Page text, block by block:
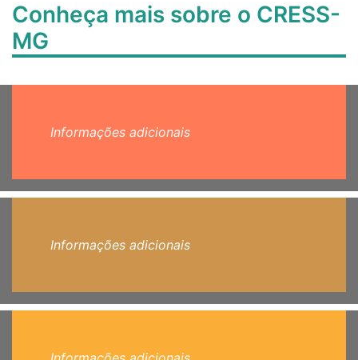
Conheça mais sobre o CRESS-
MG
Informações adicionais
Informações adicionais